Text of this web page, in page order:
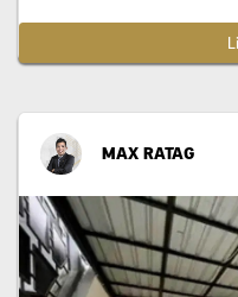
MAX RATAG